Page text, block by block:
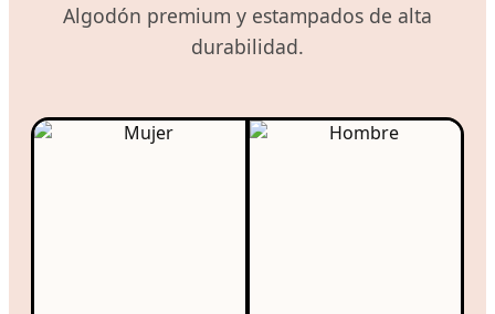
Algodón premium y estampados de alta
durabilidad.